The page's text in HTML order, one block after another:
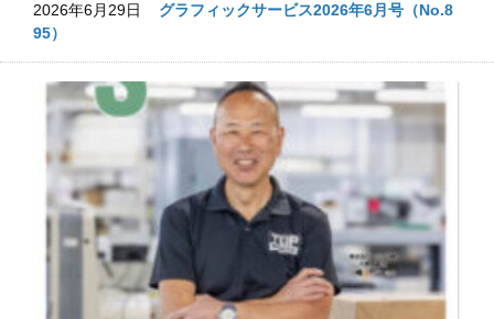
2026年6月29日 グラフィックサービス2026年6月号（No.8
95）